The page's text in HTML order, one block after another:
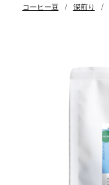
コーヒー豆 / 深煎り /